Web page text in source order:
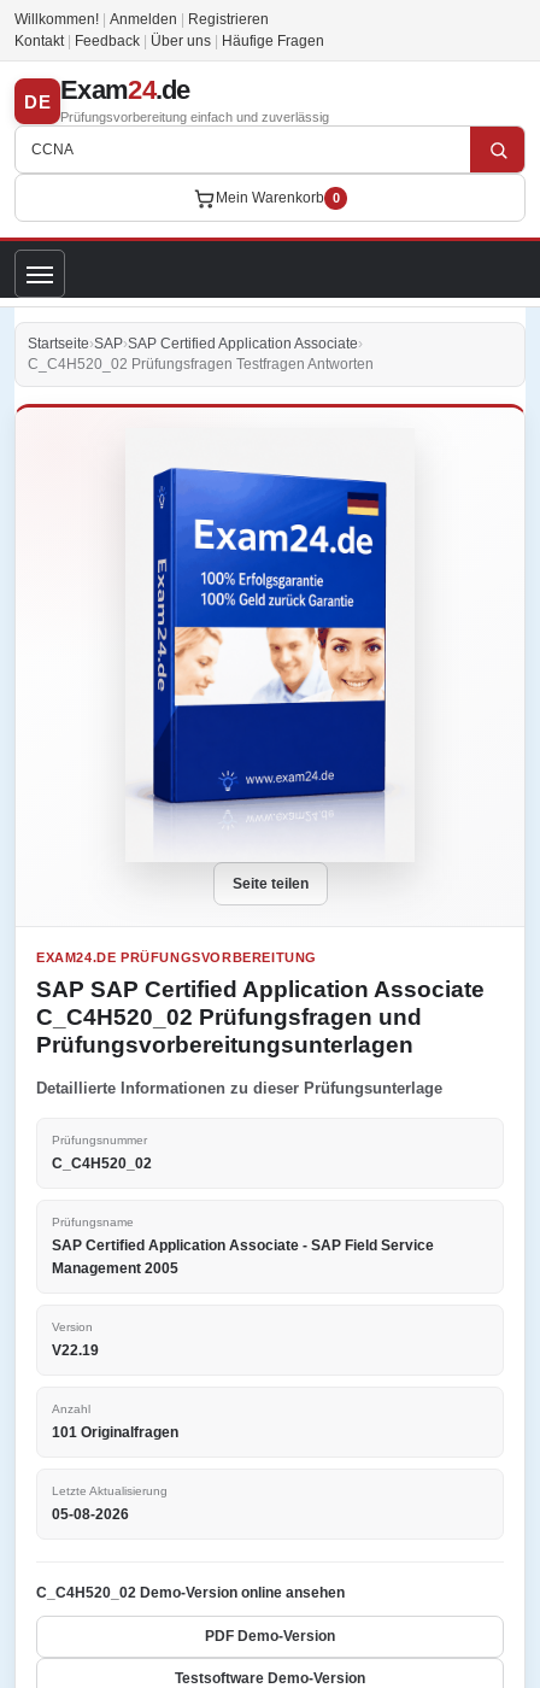
Willkommen! Anmelden
Registrieren
Kontakt
Feedback Über uns Häufige Fragen
DE Exam24.de
Prüfungsvorbereitung einfach und zuverlässig
Mein Warenkorb 0
Startseite›SAP›SAP Certified Application Associate›
C_C4H520_02 Prüfungsfragen Testfragen Antworten
Seite teilen
EXAM24.DE PRÜFUNGSVORBEREITUNG
SAP SAP Certified Application Associate
C_C4H520_02 Prüfungsfragen und
Prüfungsvorbereitungsunterlagen
Detaillierte Informationen zu dieser Prüfungsunterlage
Prüfungsnummer
C_C4H520_02
Prüfungsname
SAP Certified Application Associate - SAP Field Service
Management 2005
Version
V22.19
Anzahl
101 Originalfragen
Letzte Aktualisierung
05-08-2026
C_C4H520_02 Demo-Version online ansehen
PDF Demo-Version
Testsoftware Demo-Version